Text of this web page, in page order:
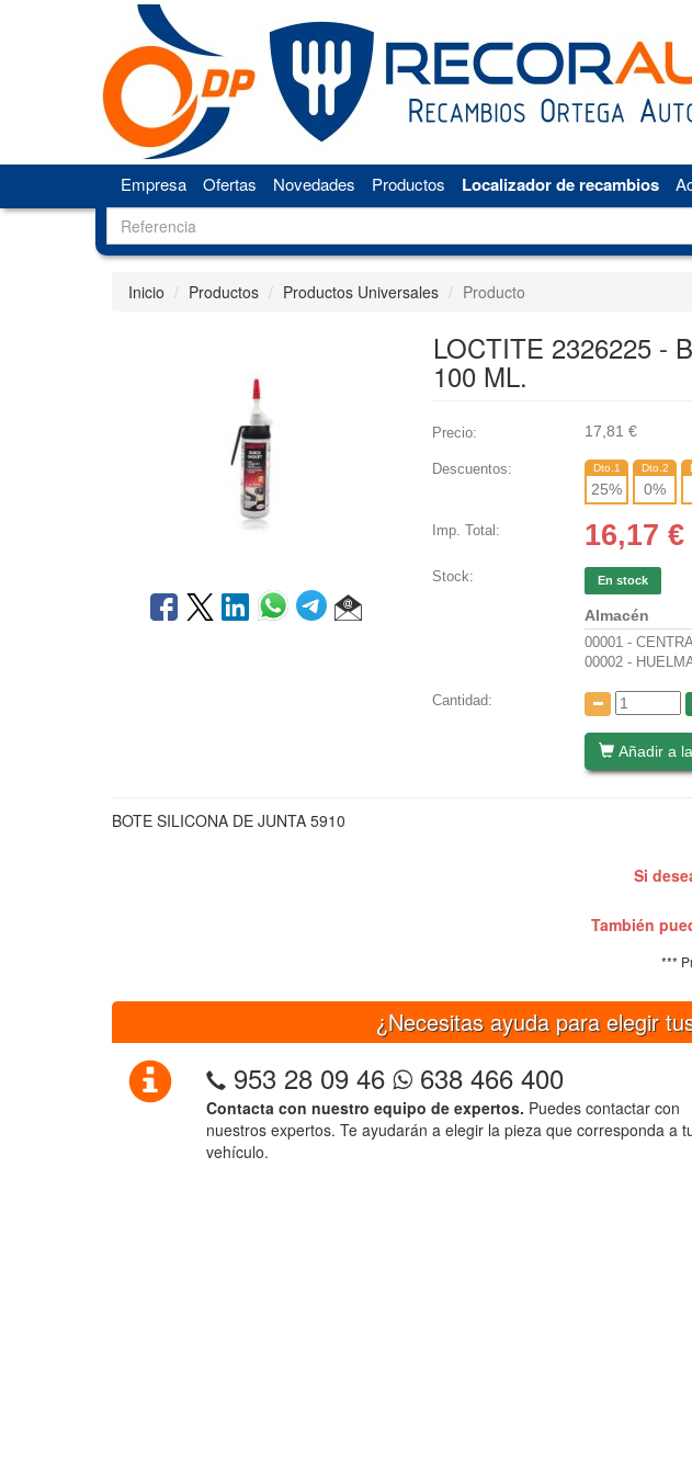
Empresa Ofertas Novedades Productos Localizador de recambios
Inicio Productos Productos Universales Producto
LOCTITE 2326225 -
100 ML.
Precio: 17,81 €
Descuentos: Dto.1
25%
Dto.2
0%
Imp. Total: 16,17 €
Stock: En stock
Almacén
00001 -
00002 -
Cantidad:
Añadir a
BOTE SILICONA DE JUNTA 5910
Si
También
***
¿Necesitas ayuda para elegir
953 28 09 46 638 466 400
Contacta con nuestro equipo de expertos. Puedes contactar con
nuestros expertos. Te ayudarán a elegir la pieza que corresponda a
vehículo.